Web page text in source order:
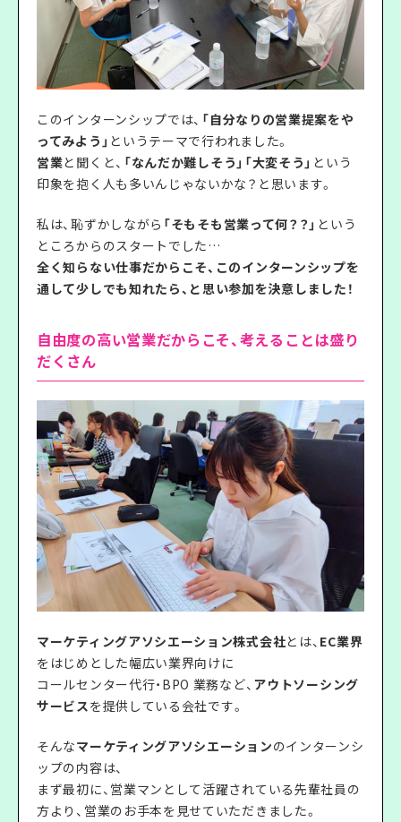
このインターンシップでは、 「自分なりの営業提案をや
ってみよう」 というテーマで行われました。
営業と聞くと、 「なんだか難しそう」「大変そう」 という
印象を抱く人も多いんじゃないかな？と思います。
私は、恥ずかしながら 「そもそも営業って何？？」 という
ところからのスタートでした…
全く知らない仕事だからこそ、このインターンシップを
通して少しでも知れたら、と思い参加を決意しました！
自由度の高い営業だからこそ、考えることは盛り
だくさん
マーケティングアソシエーション株式会社とは、 EC業界
をはじめとした幅広い業界向けに
コールセンター代行・BPO 業務など、 アウトソーシング
サービスを提供している会社です。
そんなマーケティングアソシエーションのインターンシ
ップの内容は、
まず最初に、営業マンとして活躍されている先輩社員の
方より、営業のお手本を見せていただきました。